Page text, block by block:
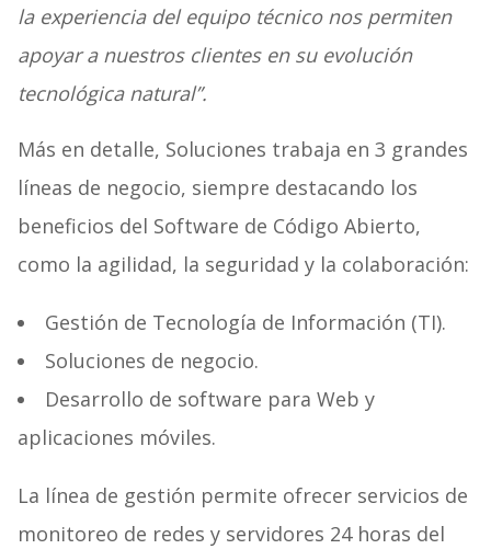
la experiencia del equipo técnico nos permiten
apoyar a nuestros clientes en su evolución
tecnológica natural”.
Más en detalle, Soluciones trabaja en 3 grandes
líneas de negocio, siempre destacando los
beneficios del Software de Código Abierto,
como la agilidad, la seguridad y la colaboración:
Gestión de Tecnología de Información (TI).
Soluciones de negocio.
Desarrollo de software para Web y
aplicaciones móviles.
La línea de gestión permite ofrecer servicios de
monitoreo de redes y servidores 24 horas del